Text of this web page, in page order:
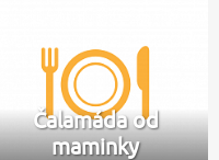
Čalamáda od
maminky